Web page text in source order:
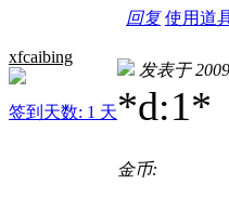
回复 使用道
xfcaibing
签到天数: 1 天
发表于
*d:1*
金币: